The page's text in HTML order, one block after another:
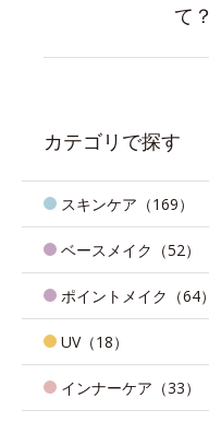
て？
カテゴリで探す
スキンケア（169）
ベースメイク（52）
ポイントメイク（64）
UV（18）
インナーケア（33）